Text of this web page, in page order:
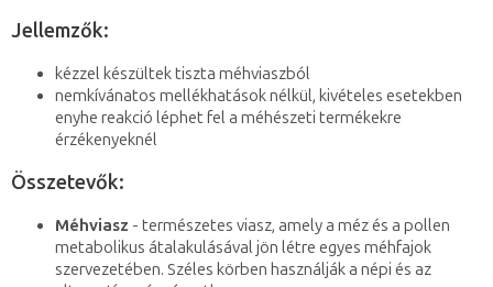
Jellemzők:
kézzel készültek tiszta méhviaszból
nemkívánatos mellékhatások nélkül, kivételes esetekben
enyhe reakció léphet fel a méhészeti termékekre
érzékenyeknél
Összetevők:
Méhviasz - természetes viasz, amely a méz és a pollen
metabolikus átalakulásával jön létre egyes méhfajok
szervezetében. Széles körben használják a népi és az